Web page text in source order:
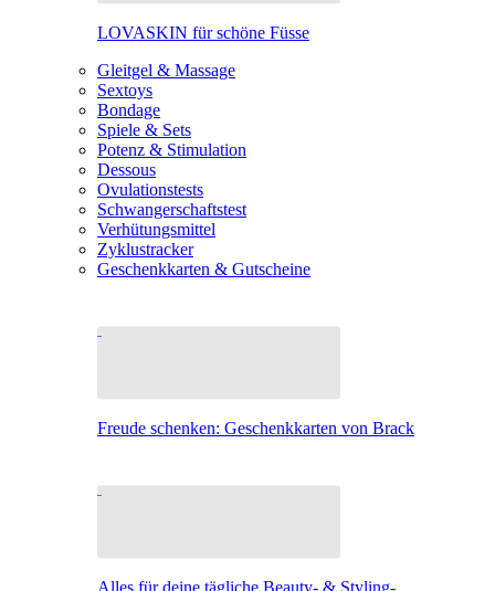
LOVASKIN für schöne Füsse
Gleitgel & Massage
Sextoys
Bondage
Spiele & Sets
Potenz & Stimulation
Dessous
Ovulationstests
Schwangerschaftstest
Verhütungsmittel
Zyklustracker
Geschenkkarten & Gutscheine
Freude schenken: Geschenkkarten von Brack
Alles für deine tägliche Beauty- & Styling-